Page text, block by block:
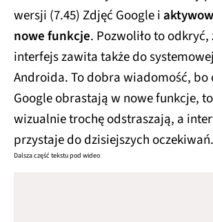
wersji (7.45) Zdjęć Google i
nowe funkcje . Pozwoliło to
interfejs zawita także do
Androida. To dobra wiadomość, bo
Google obrastają w nowe funkcje,
wizualnie trochę odstraszają, a
przystaje do dzisiejszych oczekiwań.
Dalsza część tekstu pod wideo